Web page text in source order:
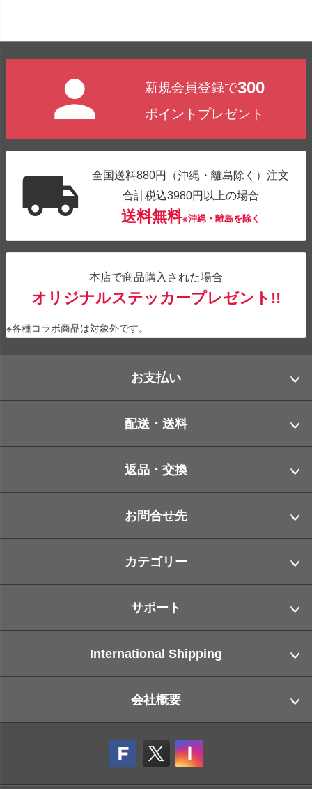
新規会員登録で300
ポイントプレゼント
全国送料880円（沖縄・離島除く）注文
合計税込3980円以上の場合
送料無料※沖縄・離島を除く
本店で商品購入された場合
オリジナルステッカープレゼント!!
※各種コラボ商品は対象外です。
お支払い
配送・送料
返品・交換
お問合せ先
カテゴリー
サポート
International Shipping
会社概要